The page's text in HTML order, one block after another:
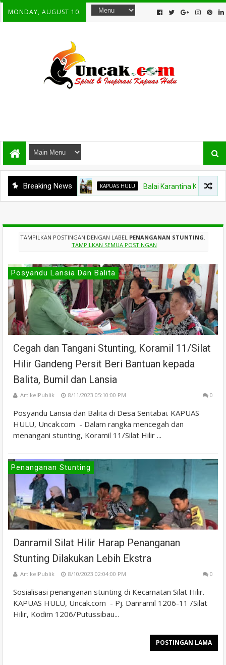
MONDAY, AUGUST 10.
Breaking News KAPUAS HULU Balai Karantina Kalbar Tinjau
TAMPILKAN POSTINGAN DENGAN LABEL PENANGANAN STUNTING.
TAMPILKAN SEMUA POSTINGAN
Posyandu Lansia Dan Balita
Cegah dan Tangani Stunting, Koramil 11/Silat
Hilir Gandeng Persit Beri Bantuan kepada
Balita, Bumil dan Lansia
ArtikelPublik 8/11/2023 05:10:00 PM 0
Posyandu Lansia dan Balita di Desa Sentabai. KAPUAS
HULU, Uncak.com - Dalam rangka mencegah dan
menangani stunting, Koramil 11/Silat Hilir ...
Penanganan Stunting
Danramil Silat Hilir Harap Penanganan
Stunting Dilakukan Lebih Ekstra
ArtikelPublik 8/10/2023 02:04:00 PM 0
Sosialisasi penanganan stunting di Kecamatan Silat Hilir.
KAPUAS HULU, Uncak.com - Pj. Danramil 1206-11 /Silat
Hilir, Kodim 1206/Putussibau...
POSTINGAN LAMA